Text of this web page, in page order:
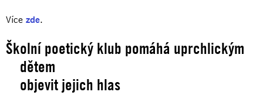
Více zde.
Školní poetický klub pomáhá uprchlickým
dětem
objevit jejich hlas